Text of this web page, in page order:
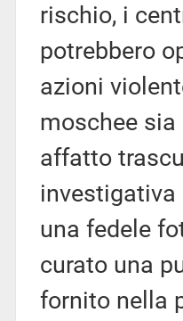
rischio, i
potrebbero
azioni
moschee
affatto
investigativa
una fedele
curato una
fornito nella